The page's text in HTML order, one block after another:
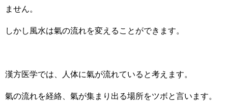
ません。
しかし風水は氣の流れを変えることができます。
漢方医学では、人体に氣が流れていると考えます。
氣の流れを経絡、氣が集まり出る場所をツボと言います。